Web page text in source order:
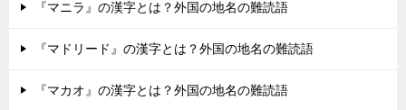
『マニラ』の漢字とは？外国の地名の難読語
『マドリード』の漢字とは？外国の地名の難読語
『マカオ』の漢字とは？外国の地名の難読語